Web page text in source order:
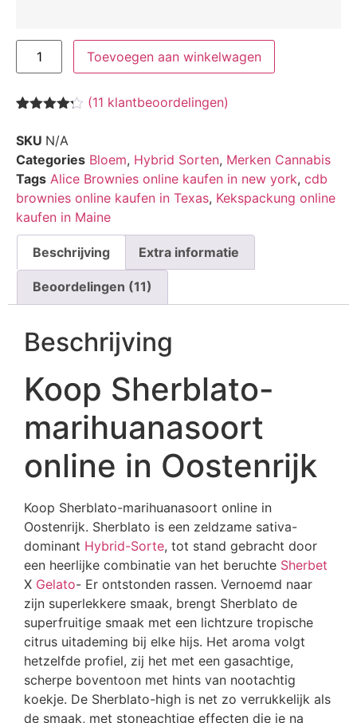
Toevoegen aan winkelwagen
4.18 op 5
gebaseerd
op
klantbeoordelingen
(11 klantbeoordelingen)
SKU N/A
Categories Bloem, Hybrid Sorten, Merken Cannabis
Tags Alice Brownies online kaufen in new york, cdb
brownies online kaufen in Texas, Kekspackung online
kaufen in Maine
Beschrijving Extra informatie
Beoordelingen (11)
Beschrijving
Koop Sherblato-
marihuanasoort
online in Oostenrijk
Koop Sherblato-marihuanasoort online in
Oostenrijk. Sherblato is een zeldzame sativa-
dominant Hybrid-Sorte, tot stand gebracht door
een heerlijke combinatie van het beruchte Sherbet
X Gelato- Er ontstonden rassen. Vernoemd naar
zijn superlekkere smaak, brengt Sherblato de
superfruitige smaak met een lichtzure tropische
citrus uitademing bij elke hijs. Het aroma volgt
hetzelfde profiel, zij het met een gasachtige,
scherpe boventoon met hints van nootachtig
koekje. De Sherblato-high is net zo verrukkelijk als
de smaak, met stoneachtige effecten die je na